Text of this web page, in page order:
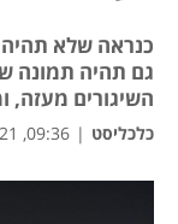
כנראה שלא תהיה
גם תהיה תמונה
השיגורים מעזה,
כלכליסט |
09:36, 15.05.21